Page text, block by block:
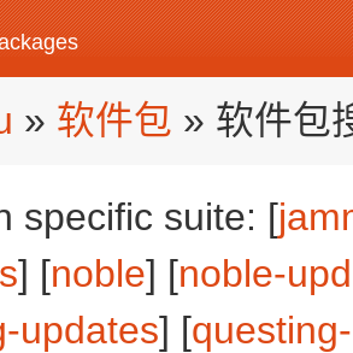
» 软件包 » 软件包
specific suite: [
] [noble] [noble-
updates] [